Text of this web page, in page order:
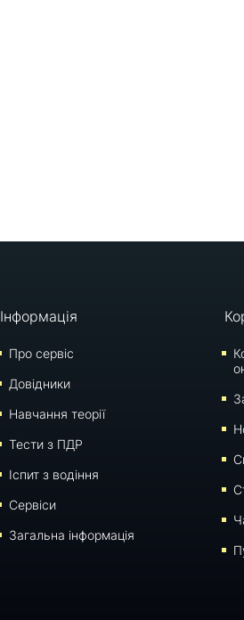
Інформація
Про сервіс
Довідники
Навчання теорії
Тести з ПДР
Iспит з водіння
Сервіси
Загальна інформація